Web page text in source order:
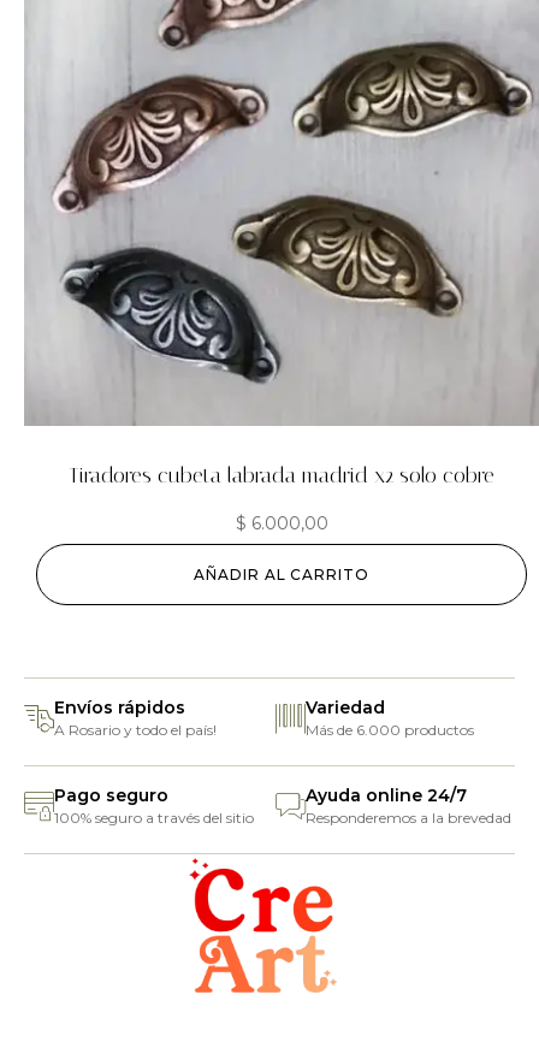
Tiradores cubeta labrada madrid x2 solo cobre
$ 6.000,00
AÑADIR AL CARRITO
Envíos rápidos
A Rosario y todo el país!
Variedad
Más de 6.000 productos
Pago seguro
100% seguro a través del sitio
Ayuda online 24/7
Responderemos a la brevedad